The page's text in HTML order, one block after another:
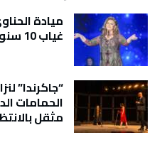
ميادة
غياب 10 سنوات
“جاكرندا”
الحمامات
مثقل